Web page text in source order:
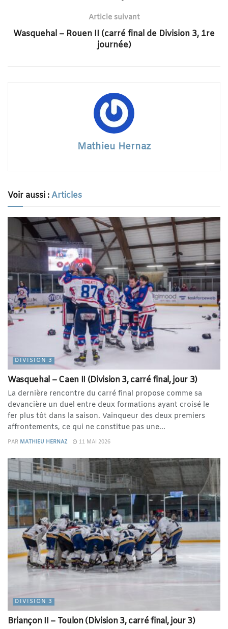
Article suivant
Wasquehal – Rouen II (carré final de Division 3, 1re
journée)
Mathieu Hernaz
Voir aussi :Articles
DIVISION 3
Wasquehal – Caen II (Division 3, carré final, jour 3)
La dernière rencontre du carré final propose comme sa
devancière un duel entre deux formations ayant croisé le
fer plus tôt dans la saison. Vainqueur des deux premiers
affrontements, ce qui ne constitue pas une...
PAR MATHIEU HERNAZ 11 MAI 2026
DIVISION 3
Briançon II – Toulon (Division 3, carré final, jour 3)